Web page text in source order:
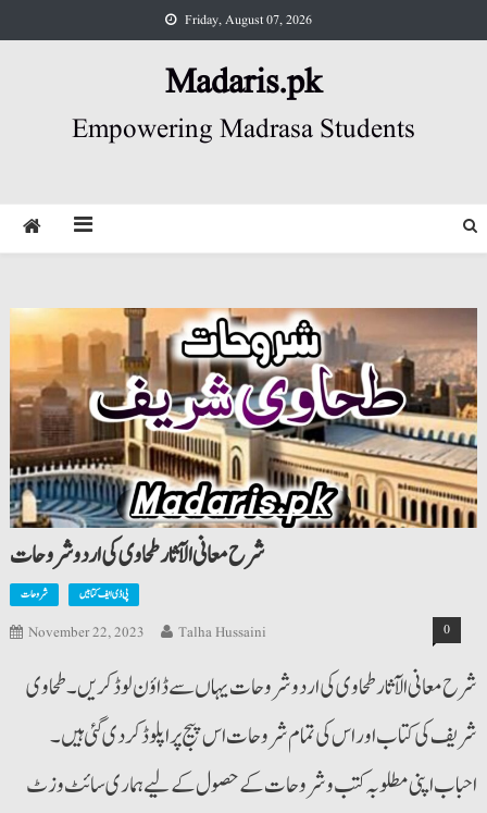
to
Friday, August 07, 2026
Madaris.pk
Empowering Madrasa Students
شرح معانی الآثارطحاوی کی اردو شروحات
شروحات پی ڈی ایف کتابیں
November 22, 2023 Talha Hussaini 0
شرح معانی الآثارطحاوی کی اردو شروحات یہاں سے ڈاؤن لوڈ کریں۔ طحاوی
شریف کی کتاب اوراس کی تمام شروحات اس پیج پراپلوڈ کردی گئی ہیں۔
احباب اپنی مطلوبہ کتب وشروحات کے حصول کے لیے ہماری سائٹ وزٹ